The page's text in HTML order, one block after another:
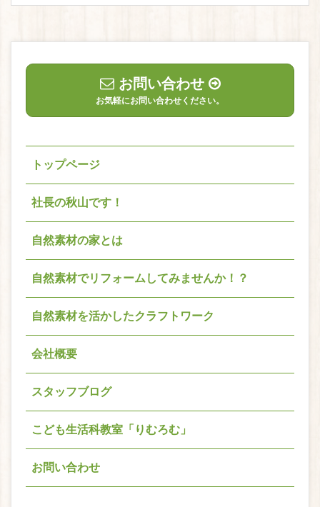
お問い合わせ
お気軽にお問い合わせください。
トップページ
社長の秋山です！
自然素材の家とは
自然素材でリフォームしてみませんか！？
自然素材を活かしたクラフトワーク
会社概要
スタッフブログ
こども生活科教室「りむろむ」
お問い合わせ